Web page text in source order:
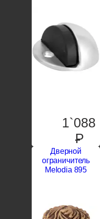
1`088
P
Дверной
ограничитель
Melodia 895